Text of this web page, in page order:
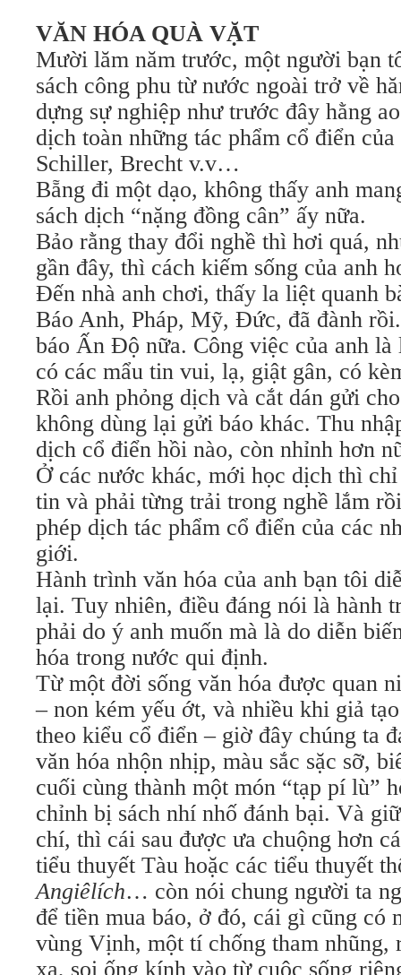
VĂN HÓA QUÀ VẶT
Mười lăm năm trước, một người bạn
sách công phu từ nước ngoài trở về
dựng sự nghiệp như trước đây hằng
dịch toàn những tác phẩm cổ điển
Schiller, Brecht v.v…
Bẵng đi một dạo, không thấy anh
sách dịch “nặng đồng cân” ấy nữa.
Bảo rằng thay đổi nghề thì hơi quá,
gần đây, thì cách kiếm sống của anh
Đến nhà anh chơi, thấy la liệt quanh
Báo Anh, Pháp, Mỹ, Đức, đã đành
báo Ấn Độ nữa. Công việc của anh là
có các mẩu tin vui, lạ, giật gân, có
Rồi anh phỏng dịch và cắt dán gửi
không dùng lại gửi báo khác. Thu
dịch cổ điển hồi nào, còn nhỉnh hơn
Ở các nước khác, mới học dịch thì
tin và phải từng trải trong nghề lắm
phép dịch tác phẩm cổ điển của các
giới.
Hành trình văn hóa của anh bạn tôi
lại. Tuy nhiên, điều đáng nói là hành
phải do ý anh muốn mà là do diễn
hóa trong nước qui định.
Từ một đời sống văn hóa được quan
– non kém yếu ớt, và nhiều khi giả
theo kiểu cổ điển – giờ đây chúng ta
văn hóa nhộn nhịp, màu sắc sặc sỡ,
cuối cùng thành một món “tạp pí lù”
chỉnh bị sách nhí nhố đánh bại. Và
chí, thì cái sau được ưa chuộng hơn
tiểu thuyết Tàu hoặc các tiểu thuyết
Angiêlích… còn nói chung người ta
để tiền mua báo, ở đó, cái gì cũng có
vùng Vịnh, một tí chống tham
xa, soi ống kính vào từ cuộc sống